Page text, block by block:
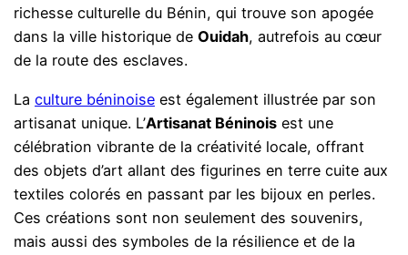
richesse culturelle du Bénin, qui trouve son apogée
dans la ville historique deOuidah, autrefois au cœur
de la route des esclaves.
Laculture béninoise est également illustrée par son
artisanat unique. L’Artisanat Béninois est une
célébration vibrante de la créativité locale, offrant
des objets d’art allant des figurines en terre cuite aux
textiles colorés en passant par les bijoux en perles.
Ces créations sont non seulement des souvenirs,
mais aussi des symboles de la résilience et de la